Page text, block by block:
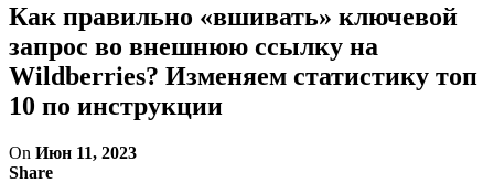
Как правильно «вшивать» ключевой
запрос во внешнюю ссылку на
Wildberries? Изменяем статистику топ
10 по инструкции
On Июн 11, 2023
Share